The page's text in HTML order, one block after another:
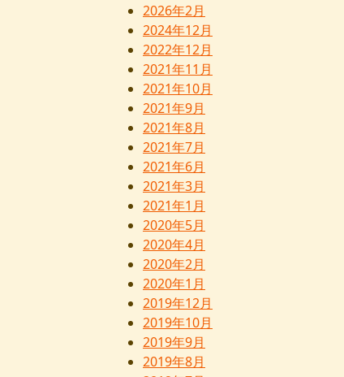
2026年2月
2024年12月
2022年12月
2021年11月
2021年10月
2021年9月
2021年8月
2021年7月
2021年6月
2021年3月
2021年1月
2020年5月
2020年4月
2020年2月
2020年1月
2019年12月
2019年10月
2019年9月
2019年8月